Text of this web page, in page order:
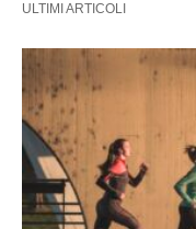
ULTIMI ARTICOLI